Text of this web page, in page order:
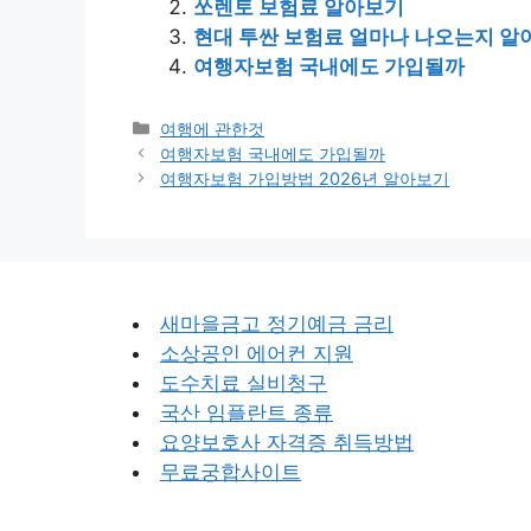
쏘렌토 보험료 알아보기
현대 투싼 보험료 얼마나 나오는지 알
여행자보험 국내에도 가입될까
Categories
여행에 관한것
Post
navigation
여행자보험 국내에도 가입될까
여행자보험 가입방법 2026년 알아보기
새마을금고 정기예금 금리
소상공인 에어컨 지원
도수치료 실비청구
국산 임플란트 종류
요양보호사 자격증 취득방법
무료궁합사이트